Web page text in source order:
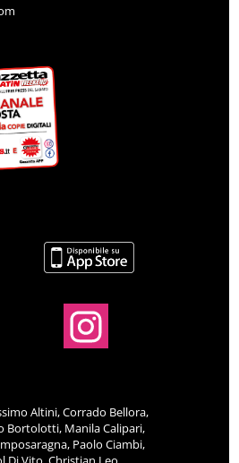
Bortolotti, Manila Calipari,
Paolo Ciambi,
Di Vito, Christian Leo
Giuseppe Farinella,